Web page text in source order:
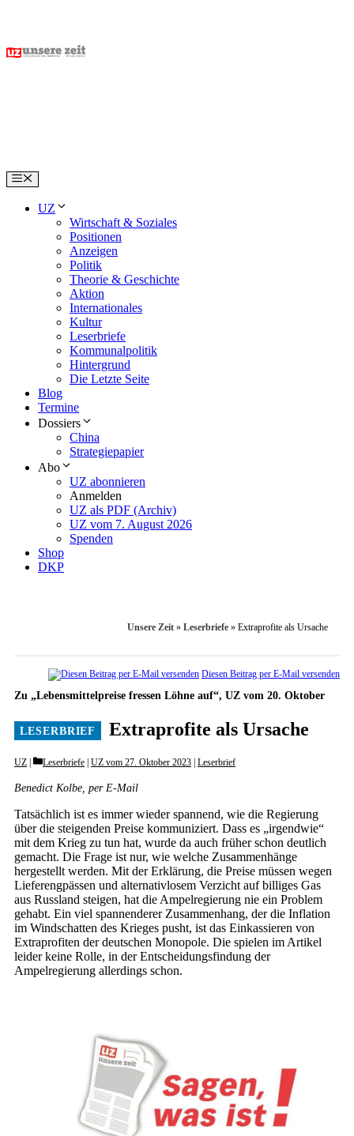
content
Menu
UZ
Wirtschaft & Soziales
Positionen
Anzeigen
Politik
Theorie & Geschichte
Aktion
Internationales
Kultur
Leserbriefe
Kommunalpolitik
Hintergrund
Die Letzte Seite
Blog
Termine
Dossiers
China
Strategiepapier
Abo
UZ abonnieren
Anmelden
UZ als PDF (Archiv)
UZ vom 7. August 2026
Spenden
Shop
DKP
Unsere Zeit » Leserbriefe » Extraprofite als Ursache
Diesen Beitrag per E-Mail versenden
Zu „Lebensmittelpreise fressen ­Löhne auf“, UZ vom 20. Oktober
Extraprofite als Ursache
UZ Categories
Leserbriefe UZ vom 27. Oktober 2023 Leserbrief
Benedict Kolbe, per E-Mail
Tatsächlich ist es immer wieder spannend, wie die Regierung
über die steigenden Preise kommuniziert. Dass es „irgendwie“
mit dem Krieg zu tun hat, wurde da auch früher schon deutlich
gemacht. Die Frage ist nur, wie welche Zusammenhänge
hergestellt werden. Mit der Erklärung, die Preise müssen wegen
Lieferengpässen und alternativlosem Verzicht auf billiges Gas
aus Russland steigen, hat die Ampelregierung nie ein Problem
gehabt. Ein viel spannenderer Zusammenhang, der die Inflation
im Windschatten des Krieges pusht, ist das Einkassieren von
Extraprofiten der deutschen Monopole. Die spielen im Artikel
leider keine Rolle, in der Entscheidungsfindung der
Ampelregierung allerdings schon.